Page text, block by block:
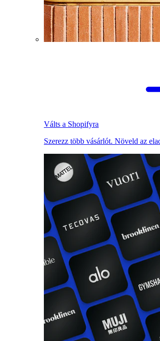
Válts a Shopifyra
Szerezz több vásárlót. Növeld az